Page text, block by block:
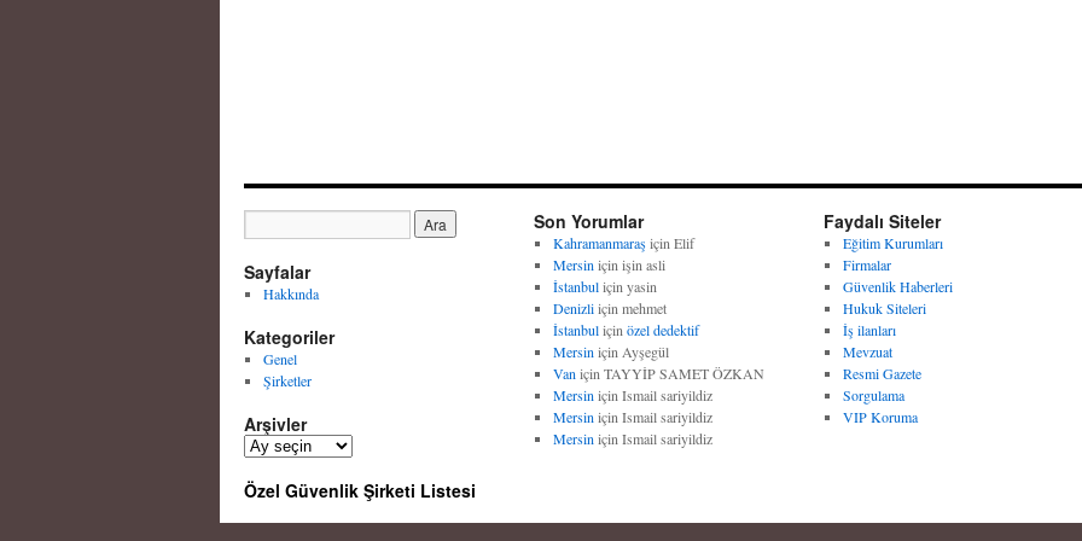
Sayfalar
Hakkında
Kategoriler
Genel
Şirketler
Arşivler
A
ş
Son Yorumlar
Kahramanmaraşiçin Elif
Mersin için işin asli
İstanbuliçin yasin
Denizliiçin mehmet
İstanbuliçin özel dedektif
Mersin için Ayşegül
Van için TAYYİP SAMET ÖZKAN
Mersin için Ismail sariyildiz
Mersin için Ismail sariyildiz
Mersin için Ismail sariyildiz
Faydalı Siteler
Eğitim Kurumları
Firmalar
Güvenlik Haberleri
Hukuk Siteleri
İş ilanları
Mevzuat
Resmi Gazete
Sorgulama
VIP Koruma
Özel Güvenlik Şirketi Listesi